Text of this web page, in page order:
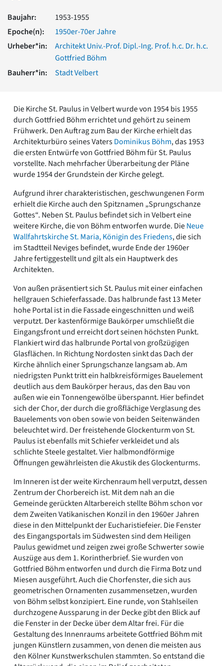
Vorromanik
Römische Antike
Über uns
Über baukunst-nrw
Fachbeirat
Impressum
Datenschutz
Suchbegriff eingeben
Baujahr:
1953-1955
Epoche(n):
1950er-70er Jahre
Urheber*in:
Architekt Univ.-Prof. Dipl.-Ing. Prof. h.c. Dr. h.c.
Gottfried Böhm
Bauherr*in:
Stadt Velbert
Die Kirche St. Paulus in Velbert wurde von 1954 bis 1955
durch Gottfried Böhm errichtet und gehört zu seinem
Frühwerk. Den Auftrag zum Bau der Kirche erhielt das
Architekturbüro seines VatersDominikus Böhm, das 1953
die ersten Entwürfe von Gottfried Böhm für St. Paulus
vorstellte. Nach mehrfacher Überarbeitung der Pläne
wurde 1954 der Grundstein der Kirche gelegt.
Aufgrund ihrer charakteristischen, geschwungenen Form
erhielt die Kirche auch den Spitznamen „Sprungschanze
Gottes“. Neben St. Paulus befindet sich in Velbert eine
weitere Kirche, die von Böhm entworfen wurde. DieNeue
Wallfahrtskirche St. Maria, Königin des Friedens, die sich
im Stadtteil Neviges befindet, wurde Ende der 1960er
Jahre fertiggestellt und gilt als ein Hauptwerk des
Architekten.
Von außen präsentiert sich St. Paulus mit einer einfachen
hellgrauen Schieferfassade. Das halbrunde fast 13 Meter
hohe Portal ist in die Fassade eingeschnitten und weiß
verputzt. Der kastenförmige Baukörper umschließt die
Eingangsfront und erreicht dort seinen höchsten Punkt.
Flankiert wird das halbrunde Portal von großzügigen
Glasflächen. In Richtung Nordosten sinkt das Dach der
Kirche ähnlich einer Sprungschanze langsam ab. Am
niedrigsten Punkt tritt ein halbkreisförmiges Bauelement
deutlich aus dem Baukörper heraus, das den Bau von
außen wie ein Tonnengewölbe überspannt. Hier befindet
sich der Chor, der durch die großflächige Verglasung des
Bauelements von oben sowie von beiden Seitenwänden
beleuchtet wird. Der freistehende Glockenturm von St.
Paulus ist ebenfalls mit Schiefer verkleidet und als
schlichte Steele gestaltet. Vier halbmondförmige
Öffnungen gewährleisten die Akustik des Glockenturms.
Im Inneren ist der weite Kirchenraum hell verputzt, dessen
Zentrum der Chorbereich ist. Mit dem nah an die
Gemeinde gerückten Altarbereich stellte Böhm schon vor
dem Zweiten Vatikanischen Konzil in den 1960er Jahren
diese in den Mittelpunkt der Eucharistiefeier. Die Fenster
des Eingangsportals im Südwesten sind dem Heiligen
Paulus gewidmet und zeigen zwei große Schwerter sowie
Auszüge aus dem 1. Korintherbrief. Sie wurden von
Gottfried Böhm entworfen und durch die Firma Botz und
Miesen ausgeführt. Auch die Chorfenster, die sich aus
geometrischen Ornamenten zusammensetzen, wurden
von Böhm selbst konzipiert. Eine runde, von Stahlseilen
durchzogene Aussparung in der Decke gibt den Blick auf
die Fenster in der Decke über dem Altar frei. Für die
Gestaltung des Innenraums arbeitete Gottfried Böhm mit
jungen Künstlern zusammen, von denen die meisten aus
den Kölner Kunstwerkschulen stammten. So entstand die